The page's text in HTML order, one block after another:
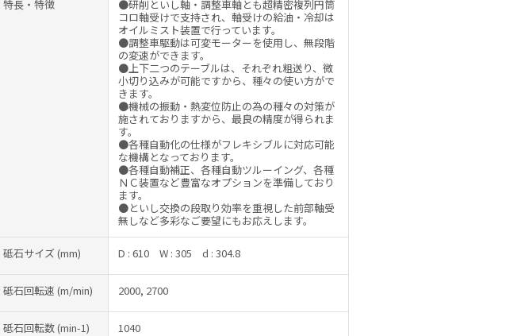
特長・特徴
●研削といし軸・調整車軸とも超精密複列円筒
コロ軸受けで支持され、軸受けの給油・冷却は
オイルミスト装置で行っています。
●調整車駆動は可変モーターを使用し、無段階
の変速ができます。
●上下二つのテーブルは、それぞれ粗送り、微
小切り込みが可能ですから、種々の使い方がで
きます。
●機械の振動・熱変位防止の為の種々の対策が
施されておりますから、最良の精度が得られま
す。
●各種自動化の仕様がフレキシブルに対応可能
な機構となっております。
●各種自動補正、各種自動ツルーイング、各種
ＮＣ装置など豊富なオプションを準備しており
ます。
●といし交換の段取り効率を重視した前部軸受
無しなど多彩なご要望にもお応えします。
砥石サイズ(mm) D : 610 W : 305 d : 304.8
砥石回転速 (m/min) 2000, 2700
砥石回転数(min-1) 1040